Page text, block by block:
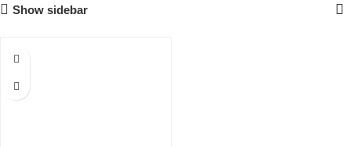
Show sidebar